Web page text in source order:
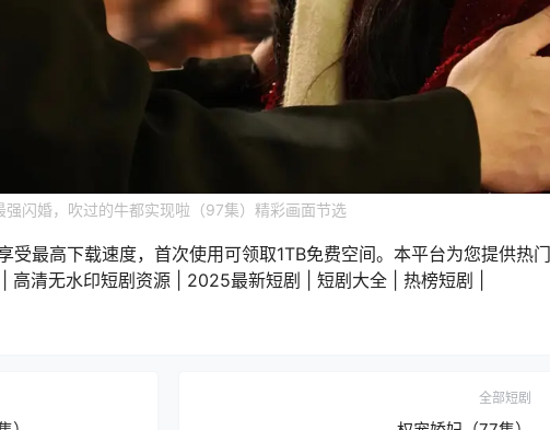
强闪婚，吹过的牛都实现啦（97集）精彩画面节选
受最高下载速度，首次使用可领取1TB免费空间。本平台为您提供热门
高清无水印短剧资源 | 2025最新短剧 | 短剧大全 | 热榜短剧 |
全部短剧